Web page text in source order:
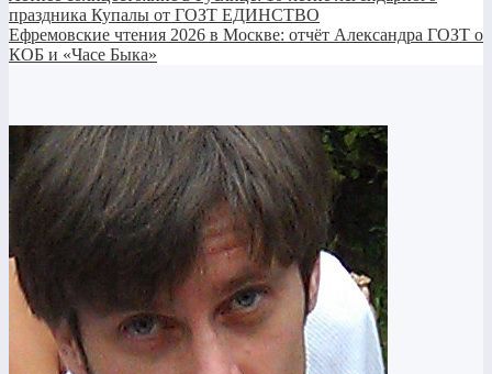
праздника Купалы от ГОЗТ ЕДИНСТВО
Ефремовские чтения 2026 в Москве: отчёт Александра ГОЗТ о
КОБ и «Часе Быка»